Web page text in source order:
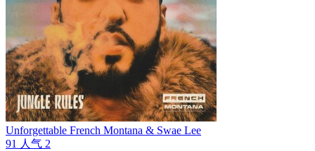
Unforgettable French Montana & Swae Lee
91 人气 2